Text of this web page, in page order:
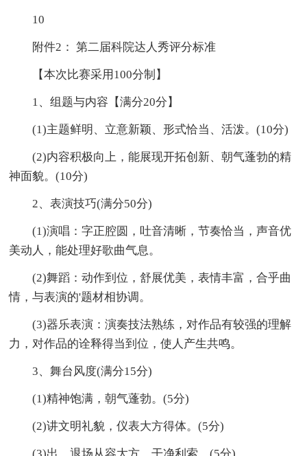
10
附件2： 第二届科院达人秀评分标准
【本次比赛采用100分制】
1、组题与内容【满分20分】
(1)主题鲜明、立意新颖、形式恰当、活泼。(10分)
(2)内容积极向上，能展现开拓创新、朝气蓬勃的精
神面貌。(10分)
2、表演技巧(满分50分)
(1)演唱：字正腔圆，吐音清晰，节奏恰当，声音优
美动人，能处理好歌曲气息。
(2)舞蹈：动作到位，舒展优美，表情丰富，合乎曲
情，与表演的'题材相协调。
(3)器乐表演：演奏技法熟练，对作品有较强的理解
力，对作品的诠释得当到位，使人产生共鸣。
3、舞台风度(满分15分)
(1)精神饱满，朝气蓬勃。(5分)
(2)讲文明礼貌，仪表大方得体。(5分)